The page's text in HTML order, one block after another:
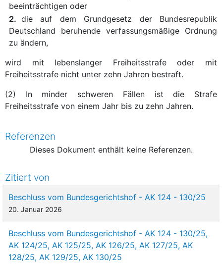
beeinträchtigen oder
2. die auf dem Grundgesetz der Bundesrepublik
Deutschland beruhende verfassungsmäßige Ordnung
zu ändern,
wird mit lebenslanger Freiheitsstrafe oder mit
Freiheitsstrafe nicht unter zehn Jahren bestraft.
(2) In minder schweren Fällen ist die Strafe
Freiheitsstrafe von einem Jahr bis zu zehn Jahren.
Referenzen
Dieses Dokument enthält keine Referenzen.
Zitiert von
Beschluss vom Bundesgerichtshof - AK 124 - 130/25
20. Januar 2026
Beschluss vom Bundesgerichtshof - AK 124 - 130/25,
AK 124/25, AK 125/25, AK 126/25, AK 127/25, AK
128/25, AK 129/25, AK 130/25